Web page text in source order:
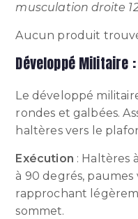
musculation droite
Aucun produit
Développé Militaire
Le développé
rondes et galbées.
haltères vers le
Exécution : Haltères
à 90 degrés, paumes
rapprochant
sommet.